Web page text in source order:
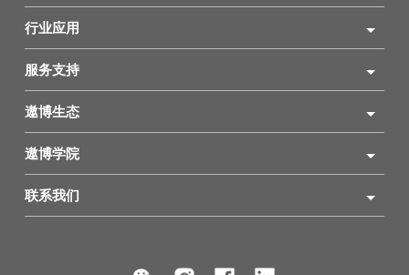
行业应用
服务支持
遨博生态
遨博学院
联系我们